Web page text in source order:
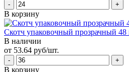
В корзину
Скотч упаковочный прозрачный
В наличии
от 53.64 руб/шт.
В корзину